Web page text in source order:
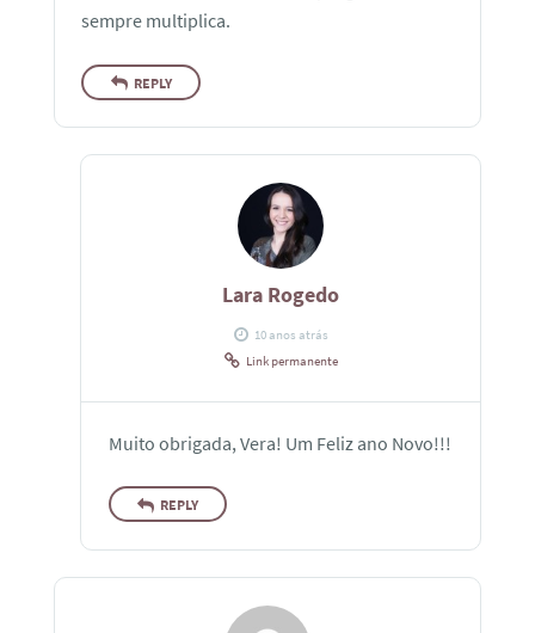
sempre multiplica.
REPLY
Lara Rogedo
10 anos atrás
Link permanente
Muito obrigada, Vera! Um Feliz ano Novo!!!
REPLY